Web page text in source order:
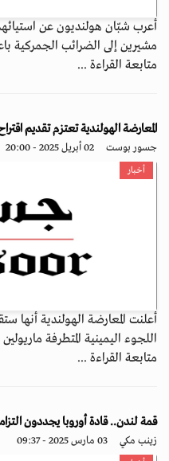
أعرب شبّان هولنديون عن
مشيرين إلى الضرائب الجمركية
متابعة القراءة ...
المعارضة الهولندية تعتزم تقديم
جسور بوست 02 أبريل 2025 - 20:00
أخبار
أعلنت المعارضة الهولندية أنها
اللجوء اليمينية المتطرفة
متابعة القراءة ...
قمة لندن.. قادة أوروبا يجددون
زينب مكي 03 مارس 2025 - 09:37